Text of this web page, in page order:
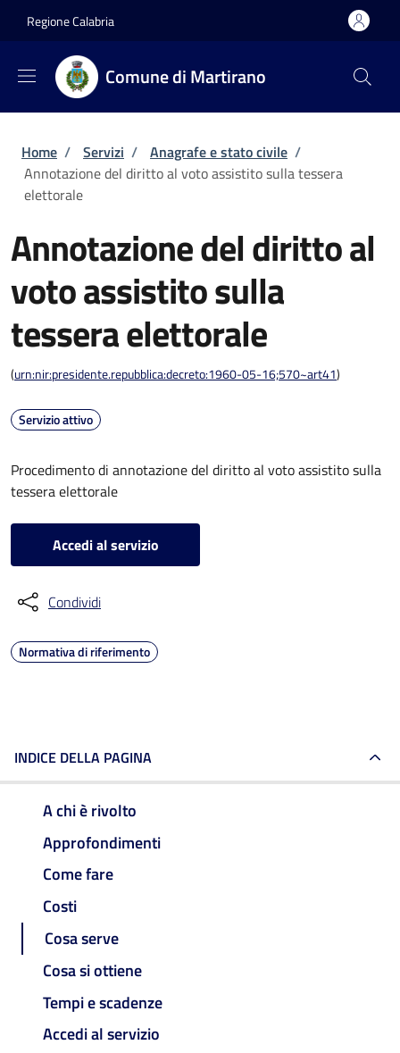
Regione Calabria
Comune di Martirano
Briciole di pane
Home / Servizi / Anagrafe e stato civile /
Annotazione del diritto al voto assistito sulla tessera
elettorale
Annotazione del diritto al
voto assistito sulla
tessera elettorale
(urn:nir:presidente.repubblica:decreto:1960-05-16;570~art41)
Servizio attivo
Procedimento di annotazione del diritto al voto assistito sulla
tessera elettorale
Accedi al servizio
Condividi
Normativa di riferimento
INDICE DELLA PAGINA
A chi è rivolto
Approfondimenti
Come fare
Costi
Cosa serve
Cosa si ottiene
Tempi e scadenze
Accedi al servizio